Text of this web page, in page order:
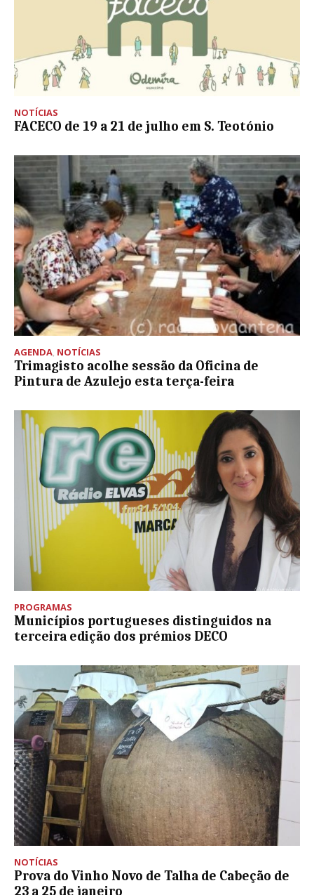
NOTÍCIAS
FACECO de 19 a 21 de julho em S. Teotónio
AGENDA, NOTÍCIAS
Trimagisto acolhe sessão da Oficina de
Pintura de Azulejo esta terça-feira
PROGRAMAS
Municípios portugueses distinguidos na
terceira edição dos prémios DECO
NOTÍCIAS
Prova do Vinho Novo de Talha de Cabeção de
23 a 25 de janeiro